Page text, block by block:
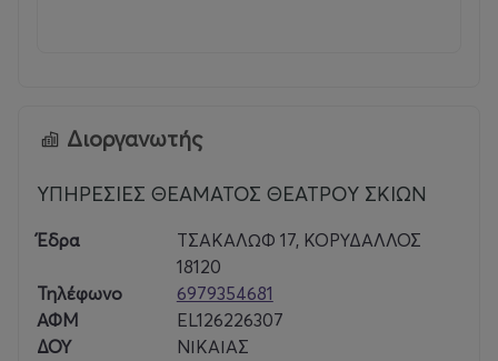
Διοργανωτής
ΥΠΗΡΕΣΙΕΣ ΘΕΑΜΑΤΟΣ ΘΕΑΤΡΟΥ ΣΚΙΩΝ
Έδρα
ΤΣΑΚΑΛΩΦ 17, ΚΟΡΥΔΑΛΛΟΣ
18120
Τηλέφωνο
6979354681
ΑΦΜ
EL126226307
ΔΟΥ
ΝΙΚΑΙΑΣ